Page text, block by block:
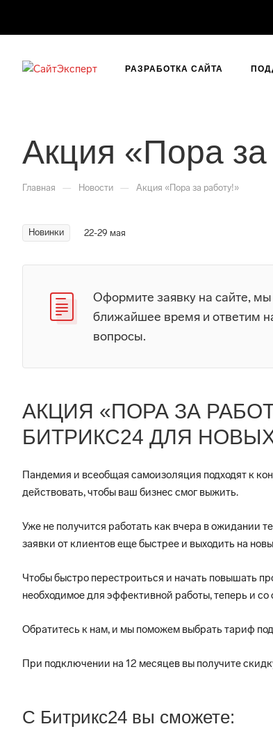
РАЗРАБОТКА САЙТА
Акция «Пора за
Главная — Новости — Акция «Пора за работу!»
Новинки 22-29 мая
Оформите заявку на сайте,
ближайшее время и ответим
вопросы.
АКЦИЯ «ПОРА ЗА
БИТРИКС24 ДЛЯ
Пандемия и всеобщая самоизоляция подходят к
действовать, чтобы ваш бизнес смог выжить.
Уже не получится работать как вчера в ожидании
заявки от клиентов еще быстрее и выходить на
Чтобы быстро перестроиться и начать повышать
необходимое для эффективной работы, теперь и со
Обратитесь к нам, и мы поможем выбрать тариф
При подключении на 12 месяцев вы получите
С Битрикс24 вы сможете: